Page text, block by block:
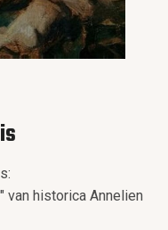
van historica Annelien